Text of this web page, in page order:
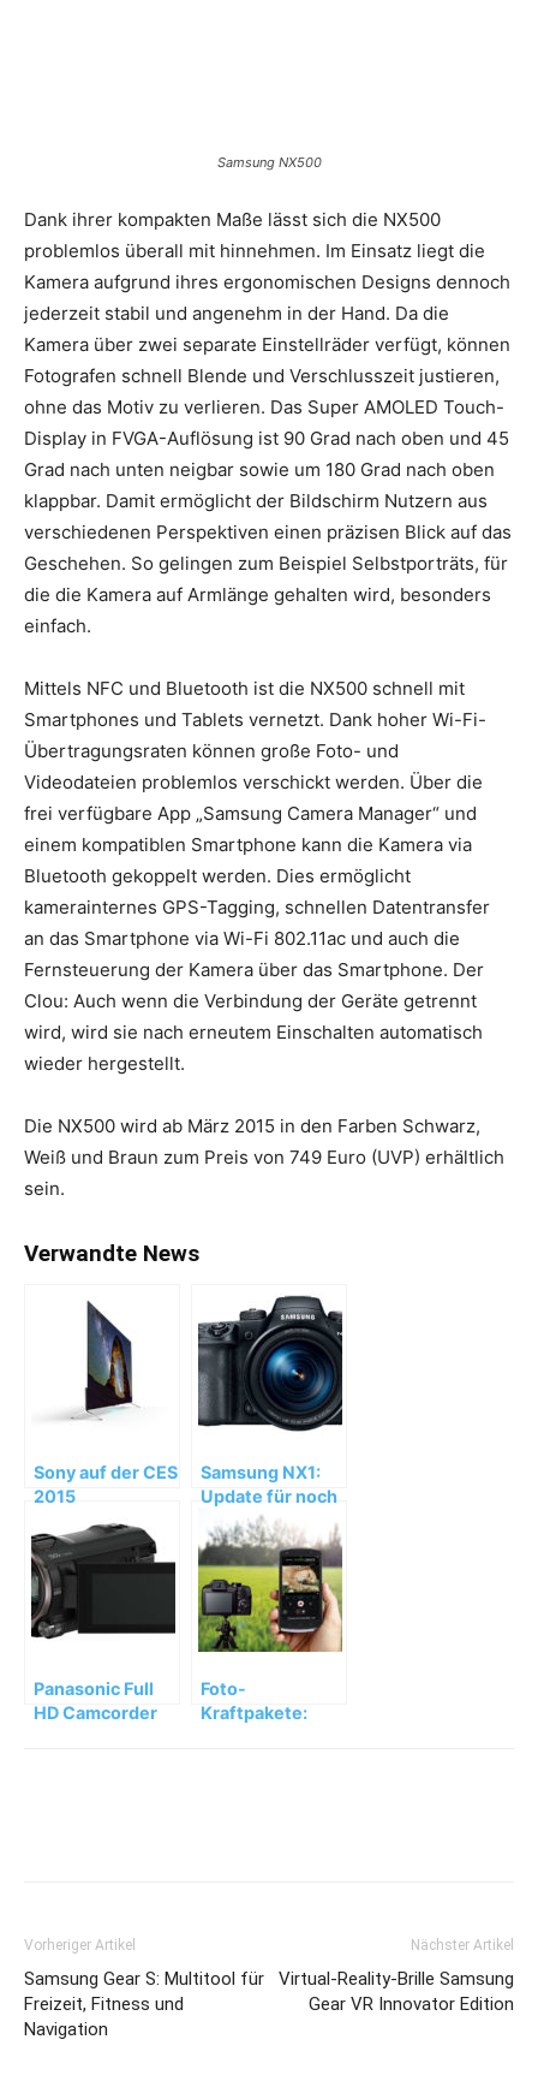
Samsung NX500
Dank ihrer kompakten Maße lässt sich die NX500
problemlos überall mit hinnehmen. Im Einsatz liegt die
Kamera aufgrund ihres ergonomischen Designs dennoch
jederzeit stabil und angenehm in der Hand. Da die
Kamera über zwei separate Einstellräder verfügt, können
Fotografen schnell Blende und Verschlusszeit justieren,
ohne das Motiv zu verlieren. Das Super AMOLED Touch-
Display in FVGA-Auflösung ist 90 Grad nach oben und 45
Grad nach unten neigbar sowie um 180 Grad nach oben
klappbar. Damit ermöglicht der Bildschirm Nutzern aus
verschiedenen Perspektiven einen präzisen Blick auf das
Geschehen. So gelingen zum Beispiel Selbstporträts, für
die die Kamera auf Armlänge gehalten wird, besonders
einfach.
Mittels NFC und Bluetooth ist die NX500 schnell mit
Smartphones und Tablets vernetzt. Dank hoher Wi-Fi-
Übertragungsraten können große Foto- und
Videodateien problemlos verschickt werden. Über die
frei verfügbare App „Samsung Camera Manager“ und
einem kompatiblen Smartphone kann die Kamera via
Bluetooth gekoppelt werden. Dies ermöglicht
kamerainternes GPS-Tagging, schnellen Datentransfer
an das Smartphone via Wi-Fi 802.11ac und auch die
Fernsteuerung der Kamera über das Smartphone. Der
Clou: Auch wenn die Verbindung der Geräte getrennt
wird, wird sie nach erneutem Einschalten automatisch
wieder hergestellt.
Die NX500 wird ab März 2015 in den Farben Schwarz,
Weiß und Braun zum Preis von 749 Euro (UVP) erhältlich
sein.
Verwandte News
Sony auf der CES
2015
Samsung NX1:
Update für noch
professionellere
Aufnahmen
Panasonic Full
HD Camcorder
Foto-
Kraftpakete:
Vorheriger Artikel
Samsung Gear S: Multitool für
Freizeit, Fitness und
Navigation
Nächster Artikel
Virtual-Reality-Brille Samsung
Gear VR Innovator Edition